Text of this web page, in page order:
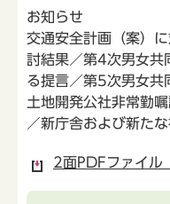
お知らせ
交通安全計画（案）
討結果／第4次男女共
る提言／第5次男女共
土地開発公社非常勤
／新庁舎および新た
2面PDFファイル